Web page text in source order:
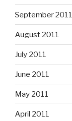
September 2011
August 2011
July 2011
June 2011
May 2011
April 2011